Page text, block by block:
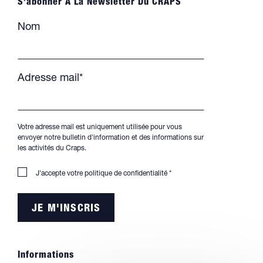
S’abonner À La Newsletter Du CRAPS
Nom
Adresse mail*
Votre adresse mail est uniquement utilisée pour vous
envoyer notre bulletin d'information et des informations sur
les activités du Craps.
J'accepte votre politique de confidentialité *
Informations